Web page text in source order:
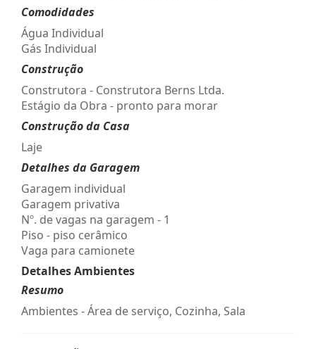
Comodidades
Água Individual
Gás Individual
Construção
Construtora - Construtora Berns Ltda.
Estágio da Obra - pronto para morar
Construção da Casa
Laje
Detalhes da Garagem
Garagem individual
Garagem privativa
Nº. de vagas na garagem - 1
Piso - piso cerâmico
Vaga para camionete
Detalhes Ambientes
Resumo
Ambientes - Área de serviço, Cozinha, Sala